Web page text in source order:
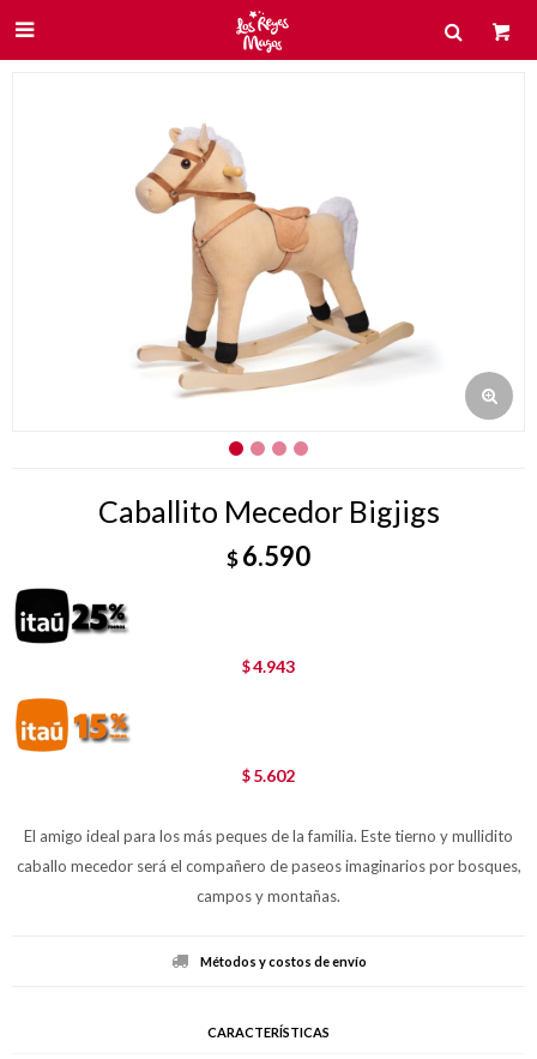

Caballito Mecedor Bigjigs
$6.590
$4.943
$ 5.602
El amigo ideal para los más peques de la familia. Este tierno y mullidito
caballo mecedor será el compañero de paseos imaginarios por bosques,
campos y montañas.
Métodos y costos de envío
CARACTERÍSTICAS